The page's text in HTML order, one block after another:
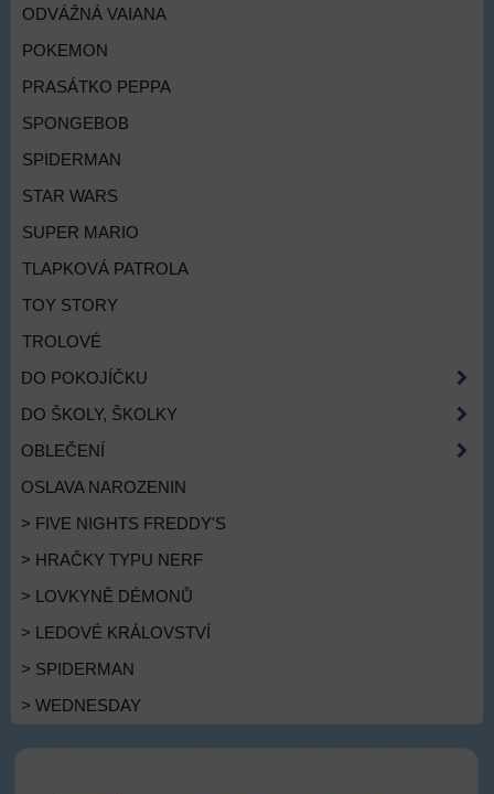
ODVÁŽNÁ VAIANA
POKEMON
PRASÁTKO PEPPA
SPONGEBOB
SPIDERMAN
STAR WARS
SUPER MARIO
TLAPKOVÁ PATROLA
TOY STORY
TROLOVÉ
DO POKOJÍČKU
DO ŠKOLY, ŠKOLKY
OBLEČENÍ
OSLAVA NAROZENIN
> FIVE NIGHTS FREDDY'S
> HRAČKY TYPU NERF
> LOVKYNĚ DÉMONŮ
> LEDOVÉ KRÁLOVSTVÍ
> SPIDERMAN
> WEDNESDAY